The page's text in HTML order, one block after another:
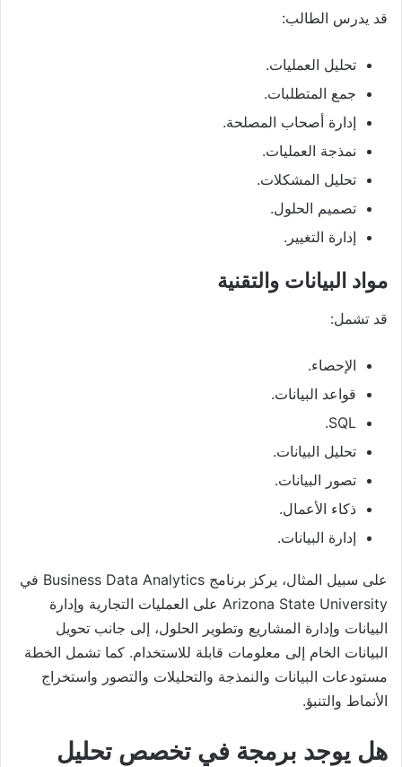
قد يدرس الطالب:
تحليل العمليات.
جمع المتطلبات.
إدارة أصحاب المصلحة.
نمذجة العمليات.
تحليل المشكلات.
تصميم الحلول.
إدارة التغيير.
مواد البيانات والتقنية
قد تشمل:
الإحصاء.
قواعد البيانات.
SQL.
تحليل البيانات.
تصور البيانات.
ذكاء الأعمال.
إدارة البيانات.
على سبيل المثال، يركز برنامج Business Data Analytics في
Arizona State University على العمليات التجارية وإدارة
البيانات وإدارة المشاريع وتطوير الحلول، إلى جانب تحويل
البيانات الخام إلى معلومات قابلة للاستخدام. كما تشمل الخطة
مستودعات البيانات والنمذجة والتحليلات والتصور واستخراج
الأنماط والتنبؤ.
هل يوجد برمجة في تخصص تحليل